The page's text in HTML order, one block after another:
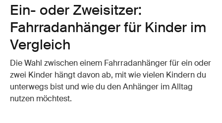
Ein- oder Zweisitzer:
Fahrradanhänger für Kinder im
Vergleich
Die Wahl zwischen einem Fahrradanhänger für ein oder
zwei Kinder hängt davon ab, mit wie vielen Kindern du
unterwegs bist und wie du den Anhänger im Alltag
nutzen möchtest.